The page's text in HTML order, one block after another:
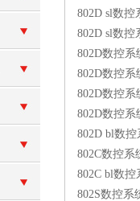
802D sl数控
802D sl数控
802D数控系
802D数控系
802D数控系
802D数控系
802D bl数控
802C数控系
802C bl数控
802S数控系